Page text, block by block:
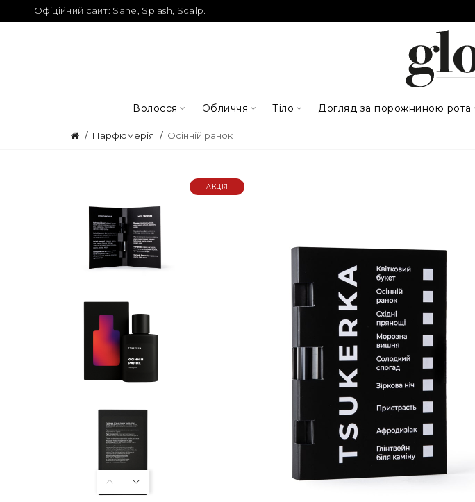
Офіційний сайт: Sane Splash Scalp
Волосся Обличчя Тіло Догляд за порожниною рота
Парфюмерія Осінній ранок
АКЦІЯ